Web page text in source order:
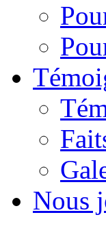
Nous